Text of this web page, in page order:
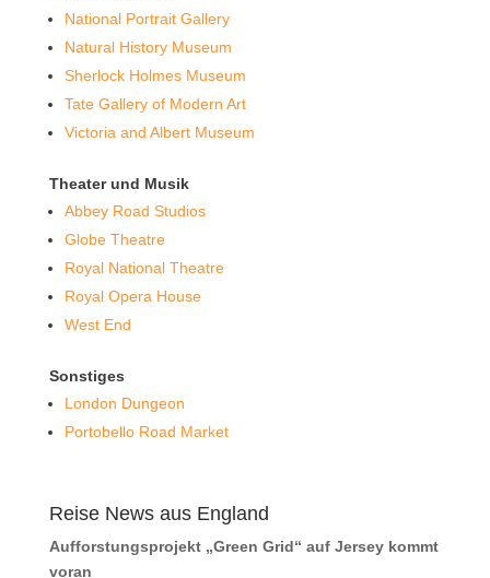
National Portrait Gallery
Natural History Museum
Sherlock Holmes Museum
Tate Gallery of Modern Art
Victoria and Albert Museum
Theater und Musik
Abbey Road Studios
Globe Theatre
Royal National Theatre
Royal Opera House
West End
Sonstiges
London Dungeon
Portobello Road Market
Reise News aus England
Aufforstungsprojekt „Green Grid“ auf Jersey kommt
voran